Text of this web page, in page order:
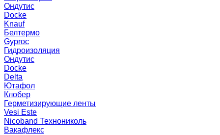
Ондутис
Docke
Knauf
Белтермо
Gyproc
Гидроизоляция
Ондутис
Docke
Delta
Ютафол
Клобер
Герметизирующие ленты
Vesi Este
Nicoband Технониколь
Вакафлекс